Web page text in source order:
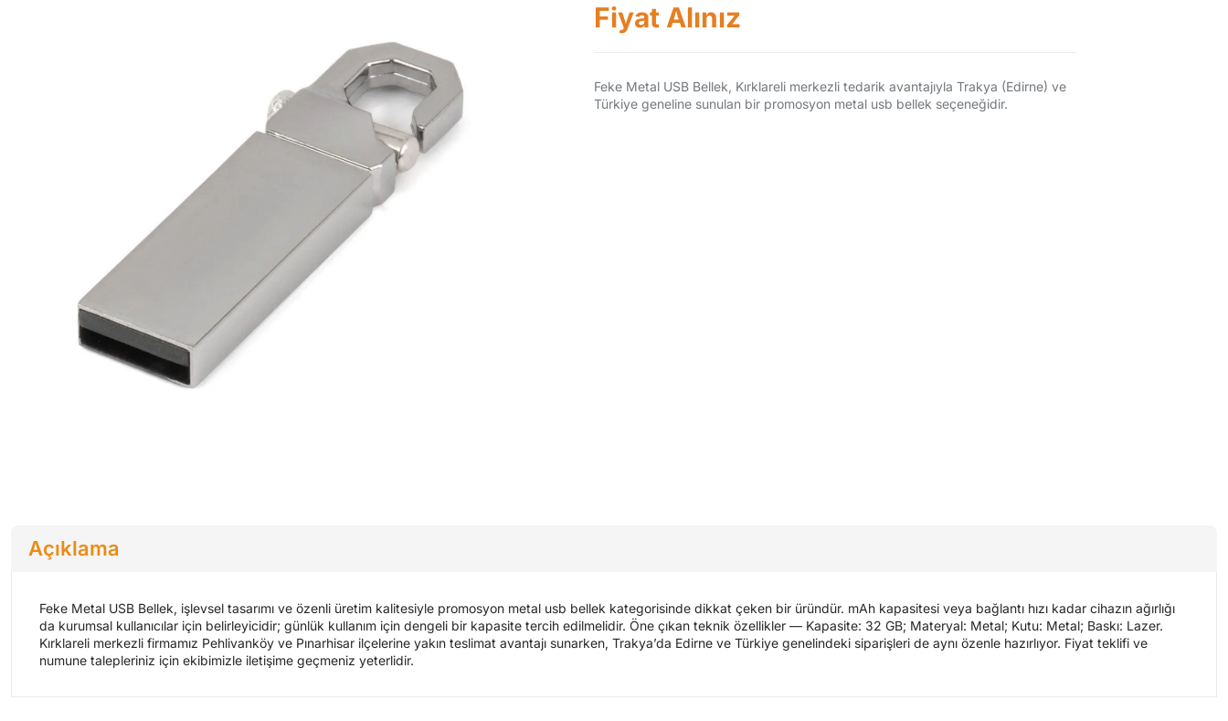
Fiyat Alınız
Feke Metal USB Bellek, Kırklareli merkezli tedarik avantajıyla Trakya (Edirne) ve
Türkiye geneline sunulan bir promosyon metal usb bellek seçeneğidir.
Açıklama
Feke Metal USB Bellek, işlevsel tasarımı ve özenli üretim kalitesiyle promosyon metal usb bellek kategorisinde dikkat çeken bir üründür. mAh kapasitesi veya bağlantı hızı kadar cihazın ağırlığı
da kurumsal kullanıcılar için belirleyicidir; günlük kullanım için dengeli bir kapasite tercih edilmelidir. Öne çıkan teknik özellikler — Kapasite: 32 GB; Materyal: Metal; Kutu: Metal; Baskı: Lazer.
Kırklareli merkezli firmamız Pehlivanköy ve Pınarhisar ilçelerine yakın teslimat avantajı sunarken, Trakya’da Edirne ve Türkiye genelindeki siparişleri de aynı özenle hazırlıyor. Fiyat teklifi ve
numune talepleriniz için ekibimizle iletişime geçmeniz yeterlidir.